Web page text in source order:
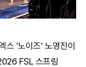
스 '노이즈' 노영진이
FSL 스프링